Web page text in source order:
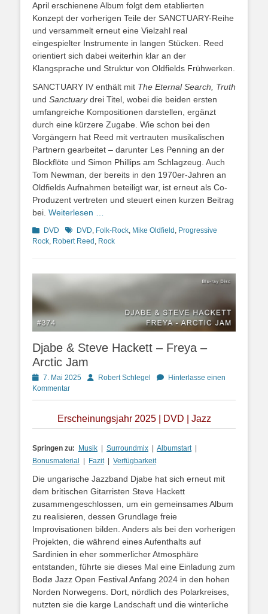
April erschienene Album folgt dem etablierten
Konzept der vorherigen Teile der SANCTUARY-Reihe
und versammelt erneut eine Vielzahl real
eingespielter Instrumente in langen Stücken. Reed
orientiert sich dabei weiterhin klar an der
Klangsprache und Struktur von Oldfields Frühwerken.
SANCTUARY IV enthält mit The Eternal Search, Truth
und Sanctuarydrei Titel, wobei die beiden ersten
umfangreiche Kompositionen darstellen, ergänzt
durch eine kürzere Zugabe. Wie schon bei den
Vorgängern hat Reed mit vertrauten musikalischen
Partnern gearbeitet – darunter Les Penning an der
Blockflöte und Simon Phillips am Schlagzeug. Auch
Tom Newman, der bereits in den 1970er-Jahren an
Oldfields Aufnahmen beteiligt war, ist erneut als Co-
Produzent vertreten und steuert einen kurzen Beitrag
bei. Weiterlesen …
Kategorien
DVD Schlagworte
DVD, Folk-Rock, Mike Oldfield , Progressive
Rock, Robert Reed , Rock
Djabe & Steve Hackett – Freya –
Arctic Jam
Posted
on
7. Mai 2025 AutorRobert Schlegel
Hinterlasse einen
Kommentar
Erscheinungsjahr 2025 | DVD | Jazz
Springen zu: Musik Surroundmix Albumstart|
Bonusmaterial
Fazit| Verfügbarkeit
Die ungarische Jazzband Djabe hat sich erneut mit
dem britischen Gitarristen Steve Hackett
zusammengeschlossen, um ein gemeinsames Album
zu realisieren, dessen Grundlage freie
Improvisationen bilden. Anders als bei den vorherigen
Projekten, die während eines Aufenthalts auf
Sardinien in eher sommerlicher Atmosphäre
entstanden, führte sie dieses Mal eine Einladung zum
Bodø Jazz Open Festival Anfang 2024 in den hohen
Norden Norwegens. Dort, nördlich des Polarkreises,
nutzten sie die karge Landschaft und die winterliche